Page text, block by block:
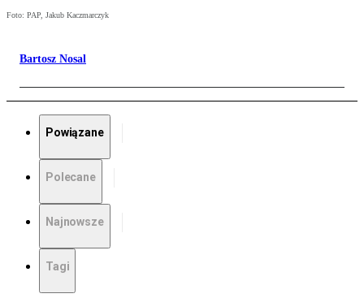
Foto: PAP, Jakub Kaczmarczyk
Bartosz Nosal
Powiązane
Polecane
Najnowsze
Tagi